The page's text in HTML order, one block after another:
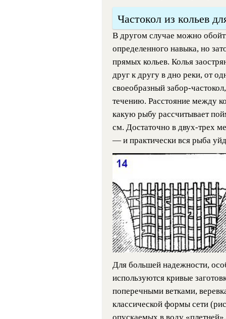
Частокол из кольев
В другом случае можно
определенного навыка, но
прямых кольев. Колья
друг к другу в дно реки, от
своеобразный забор-
течению. Расстояние между
какую рыбу рассчитывает
см. Достаточно в двух-трех
— и практически вся рыба
Для большей надежности,
используются кривые
поперечными ветками,
классической формы сети